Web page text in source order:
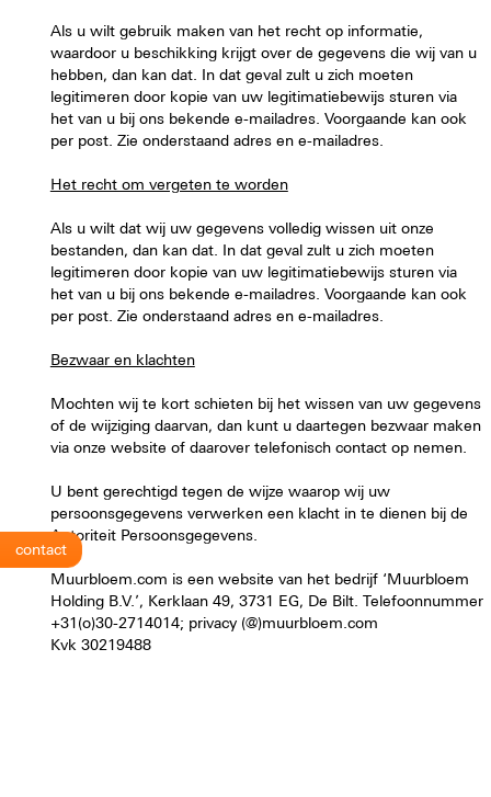
contact
Als u wilt gebruik maken van het recht op informatie,
waardoor u beschikking krijgt over de gegevens die wij van u
hebben, dan kan dat. In dat geval zult u zich moeten
legitimeren door kopie van uw legitimatiebewijs sturen via
het van u bij ons bekende e-mailadres. Voorgaande kan ook
per post. Zie onderstaand adres en e-mailadres.
Het recht om vergeten te worden
Als u wilt dat wij uw gegevens volledig wissen uit onze
bestanden, dan kan dat. In dat geval zult u zich moeten
legitimeren door kopie van uw legitimatiebewijs sturen via
het van u bij ons bekende e-mailadres. Voorgaande kan ook
per post. Zie onderstaand adres en e-mailadres.
Bezwaar en klachten
Mochten wij te kort schieten bij het wissen van uw gegevens
of de wijziging daarvan, dan kunt u daartegen bezwaar maken
via onze website of daarover telefonisch contact op nemen.
U bent gerechtigd tegen de wijze waarop wij uw
persoonsgegevens verwerken een klacht in te dienen bij de
Autoriteit Persoonsgegevens.
Muurbloem.com is een website van het bedrijf ‘Muurbloem
Holding B.V. ’, Kerklaan 49, 3731 EG, De Bilt. Telefoonnummer
+31(o)30-2714014; privacy (@)muurbloem.com
Kvk 30219488